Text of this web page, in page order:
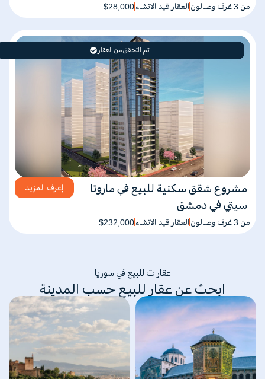
من 3 غرف وصالون العقار قيد الانشاء$28,000
تم التحقق من العقار
إعرف المزيد
مشروع شقق سكنية للبيع في ماروتا
سيتي في دمشق
من 3 غرف وصالون العقار قيد الانشاء$232,000
عقارات للبيع في سوريا
ابحث عن عقار للبيع حسب المدينة